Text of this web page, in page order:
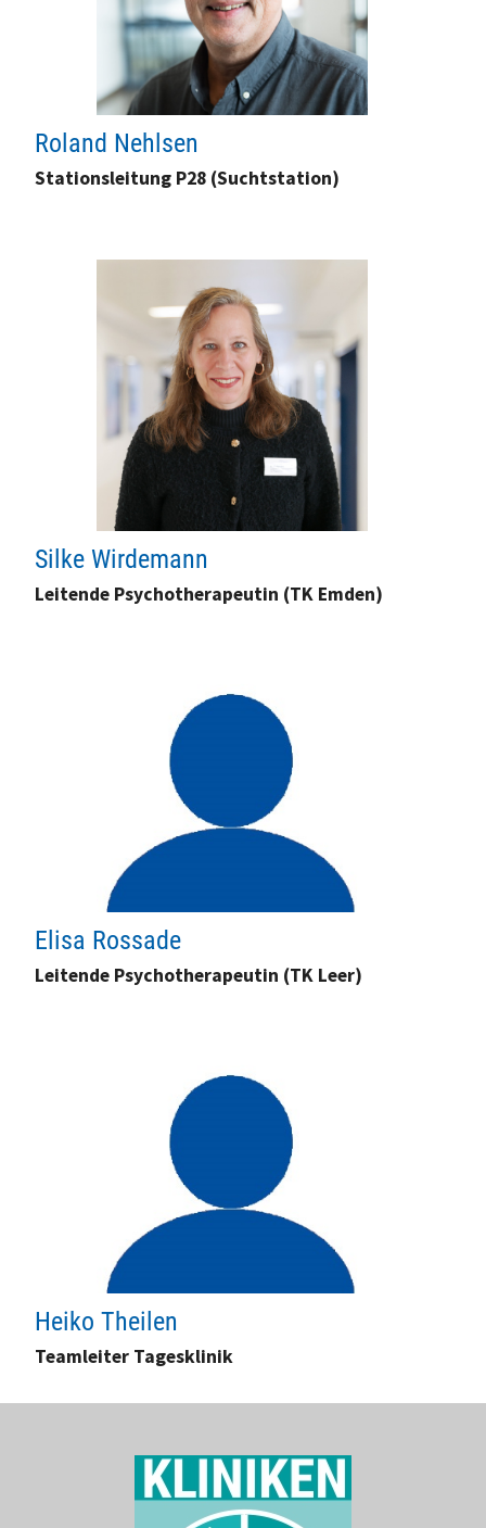
Roland Nehlsen
Stationsleitung P28 (Suchtstation)
Silke Wirdemann
Leitende Psychotherapeutin (TK Emden)
Elisa Rossade
Leitende Psychotherapeutin (TK Leer)
Heiko Theilen
Teamleiter Tagesklinik